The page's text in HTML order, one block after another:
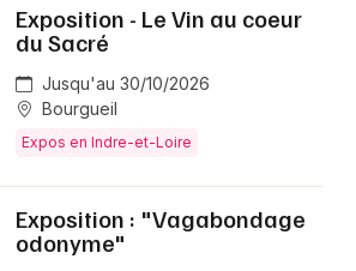
Exposition - Le Vin au coeur
du Sacré
Jusqu'au 30/10/2026
Bourgueil
Expos en Indre-et-Loire
Exposition : "Vagabondage
odonyme"